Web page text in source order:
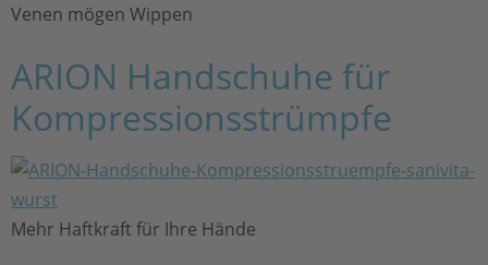
Venen mögen Wippen
ARION Handschuhe für
Kompressionsstrümpfe
Mehr Haftkraft für Ihre Hände